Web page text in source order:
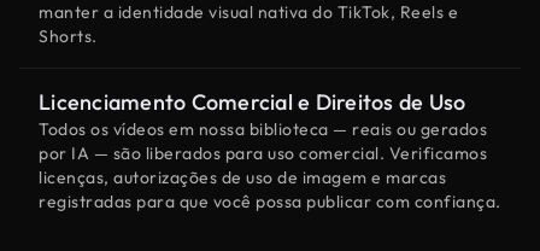
manter a identidade visual nativa do TikTok, Reels e
Shorts.
Licenciamento Comercial e Direitos de Uso
Todos os vídeos em nossa biblioteca — reais ou gerados
por IA — são liberados para uso comercial. Verificamos
licenças, autorizações de uso de imagem e marcas
registradas para que você possa publicar com confiança.